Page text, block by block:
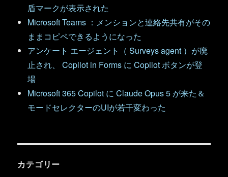
盾マークが表示された
Microsoft Teams ：メンションと連絡先共有がその
ままコピペできるようになった
アンケート エージェント（ Surveys agent ）が廃
止され、 Copilot in Forms に Copilot ボタンが登
場
Microsoft 365 Copilot に Claude Opus 5 が来た＆
モードセレクターのUIが若干変わった
カテゴリー